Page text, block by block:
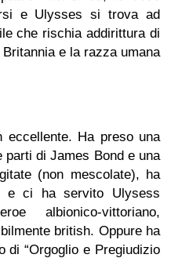
e Ulysses si trova ad
che rischia addirittura di
e la razza umana
eccellente. Ha preso una
parti di James Bond e una
(non mescolate), ha
e ci ha servito Ulysess
albionico-vittoriano,
british. Oppure ha
di “Orgoglio e Pregiudizio